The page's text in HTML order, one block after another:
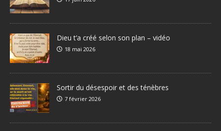
Dieu t’a créé selon son plan – vidéo
18 mai 2026
Sortir du désespoir et des ténèbres
7 février 2026